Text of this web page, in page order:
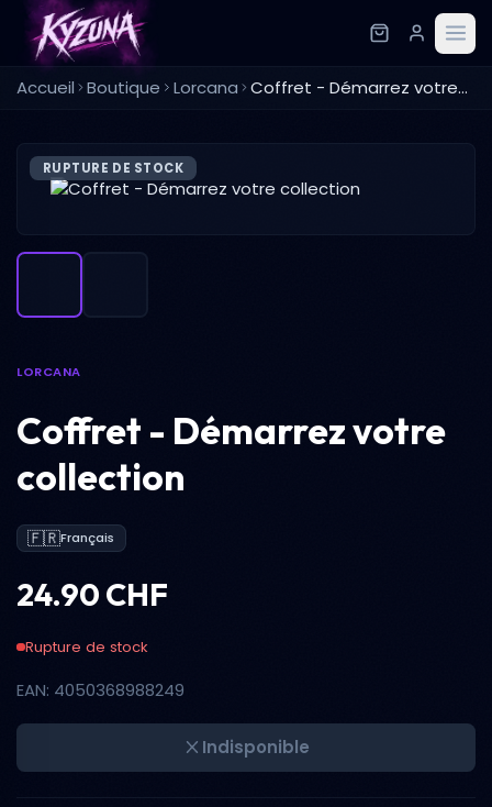
Accueil Boutique Lorcana Coffret - Démarrez votre collection
RUPTURE DE STOCK
LORCANA
Coffret - Démarrez votre
collection
🇫🇷Français
24.90 CHF
Rupture de stock
EAN: 4050368988249
Indisponible